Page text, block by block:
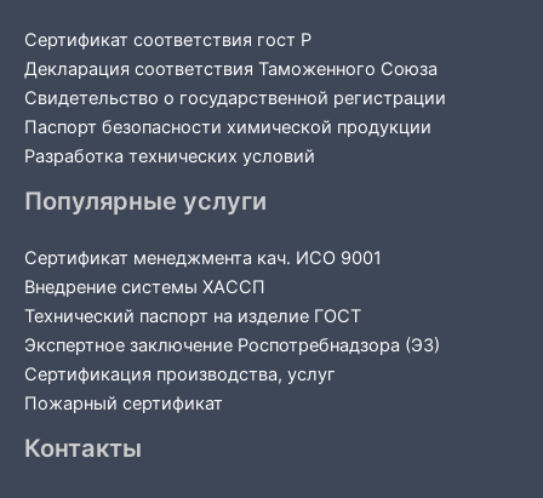
Сертификат соответствия гост Р
Декларация соответствия Таможенного Союза
Свидетельство о государственной регистрации
Паспорт безопасности химической продукции
Разработка технических условий
Популярные услуги
Сертификат менеджмента кач. ИСО 9001
Внедрение системы ХАССП
Технический паспорт на изделие ГОСТ
Экспертное заключение Роспотребнадзора (ЭЗ)
Сертификация производства, услуг
Пожарный сертификат
Контакты